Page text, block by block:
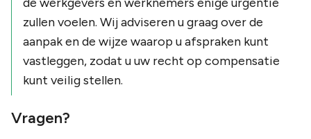
zullen voelen. Wij adviseren u graag over de
aanpak en de wijze waarop u afspraken kunt
vastleggen, zodat u uw recht op compensatie
kunt veilig stellen.
Vragen?